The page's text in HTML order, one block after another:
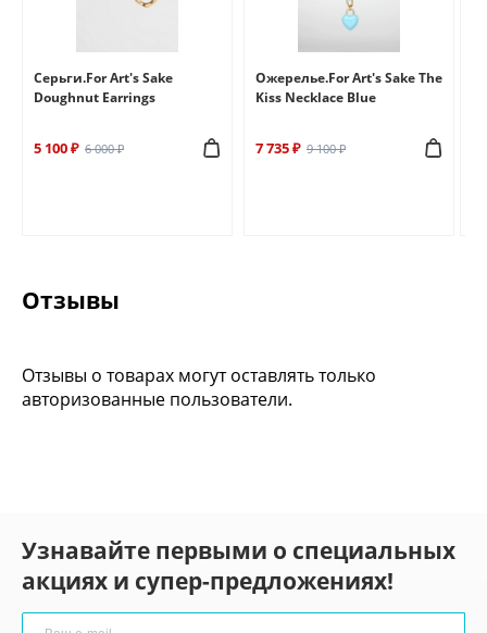
Серьги.For Art's Sake
Doughnut Earrings
5 100 ₽ 6 000 ₽
Ожерелье.For Art's Sake The
Kiss Necklace Blue
7 735 ₽ 9 100 ₽
Отзывы
Отзывы о товарах могут оставлять только
авторизованные пользователи.
Узнавайте первыми о специальных
акциях и супер-предложениях!